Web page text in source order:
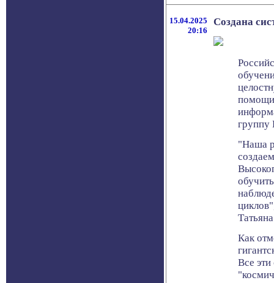
15.04.2025
20:16
Создана
помощи
"Наша
Как
Все